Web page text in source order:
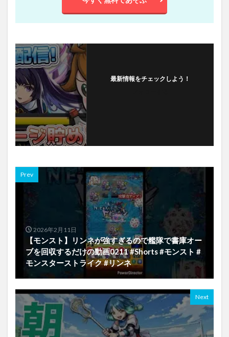
最新情報をチェックしよう！
Prev
2026年2月11日
【モンスト】リンネが強すぎるので艦隊で書庫オー
ブを回収するだけの動画0211 #Shorts #モンスト #
モンスターストライク #リンネ
Next